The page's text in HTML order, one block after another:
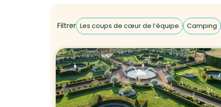
Filtrer Les coups de cœur de l’équipe Camping